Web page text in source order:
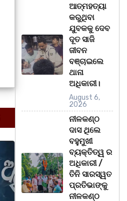
ରାଜ୍ୟ
ଆତ୍ମହତ୍ୟା
କରୁଥିବା
ଯୁବକକୁ ଦେବ
ଦୂତ ସାଜି
ଜୀବନ
ବଞ୍ଚାଇଲେ
ଥାନା
ଅଧିକାରୀ।
August 6,
2026
ନୀଳକଣ୍ଠ
ଦାସ ଥିଲେ
ବହୁମୁଖୀ
ବ୍ୟକ୍ତିତ୍ୱ ର
ଅଧିକାରୀ /
ତିନି ସାରସ୍ୱତ
ପ୍ରତିଭାଙ୍କୁ
ନୀଳକଣ୍ଠ